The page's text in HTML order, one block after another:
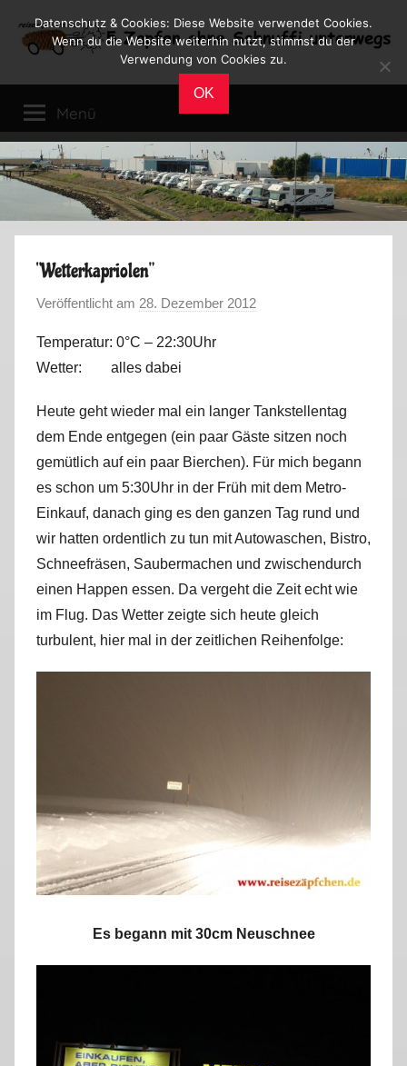
Inhalt
Reiseblog
Leben
im
Wohnmobil
Menü
“Wetterkapriolen”
Veröffentlicht am 28. Dezember 2012
r
k
u
s
Temperatur: 0°C – 22:30Uhr
Wetter: alles dabei
Heute geht wieder mal ein langer Tankstellentag
dem Ende entgegen (ein paar Gäste sitzen noch
gemütlich auf ein paar Bierchen). Für mich begann
es schon um 5:30Uhr in der Früh mit dem Metro-
Einkauf, danach ging es den ganzen Tag rund und
wir hatten ordentlich zu tun mit Autowaschen, Bistro,
Schneefräsen, Saubermachen und zwischendurch
einen Happen essen. Da vergeht die Zeit echt wie
im Flug. Das Wetter zeigte sich heute gleich
turbulent, hier mal in der zeitlichen Reihenfolge:
Es begann mit 30cm Neuschnee
Datenschutz & Cookies: Diese Website verwendet Cookies.
Wenn du die Website weiterhin nutzt, stimmst du der
Verwendung von Cookies zu.
OK